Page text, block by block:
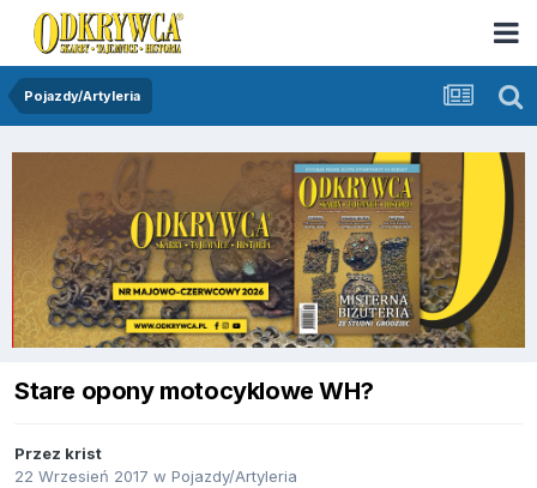
Pojazdy/Artyleria
Stare opony motocyklowe WH?
Przez krist
22 Wrzesień 2017 w Pojazdy/Artyleria